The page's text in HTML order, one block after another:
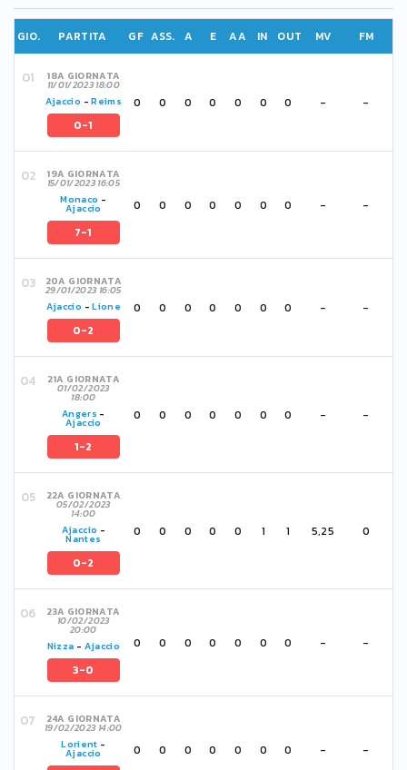
GIO. PARTITA GF ASS. A E AA IN OUT MV FM
18A GIORNATA
11/01/2023 18:00
Ajaccio -Reims
0-1
0 0 0 0 0 0 0 - -
19A GIORNATA
15/01/2023 16:05
Monaco -
Ajaccio
7-1
0 0 0 0 0 0 0 - -
20A GIORNATA
29/01/2023 16:05
Ajaccio -Lione
0-2
0 0 0 0 0 0 0 - -
21A GIORNATA
01/02/2023
18:00
Angers -
Ajaccio
1-2
0 0 0 0 0 0 0 - -
22A GIORNATA
05/02/2023
14:00
Ajaccio -
Nantes
0-2
0 0 0 0 0 1 1 5,25 0
23A GIORNATA
10/02/2023
20:00
Nizza - Ajaccio
3-0
0 0 0 0 0 0 0 - -
24A GIORNATA
19/02/2023 14:00
Lorient -
Ajaccio 0 0 0 0 0 0 0 - -